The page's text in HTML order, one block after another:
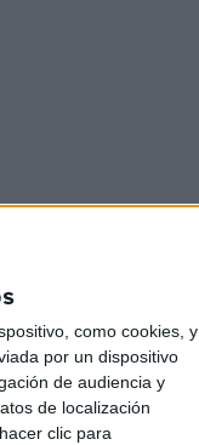
como cookies, y
por un dispositivo
de audiencia y
de localización
clic para